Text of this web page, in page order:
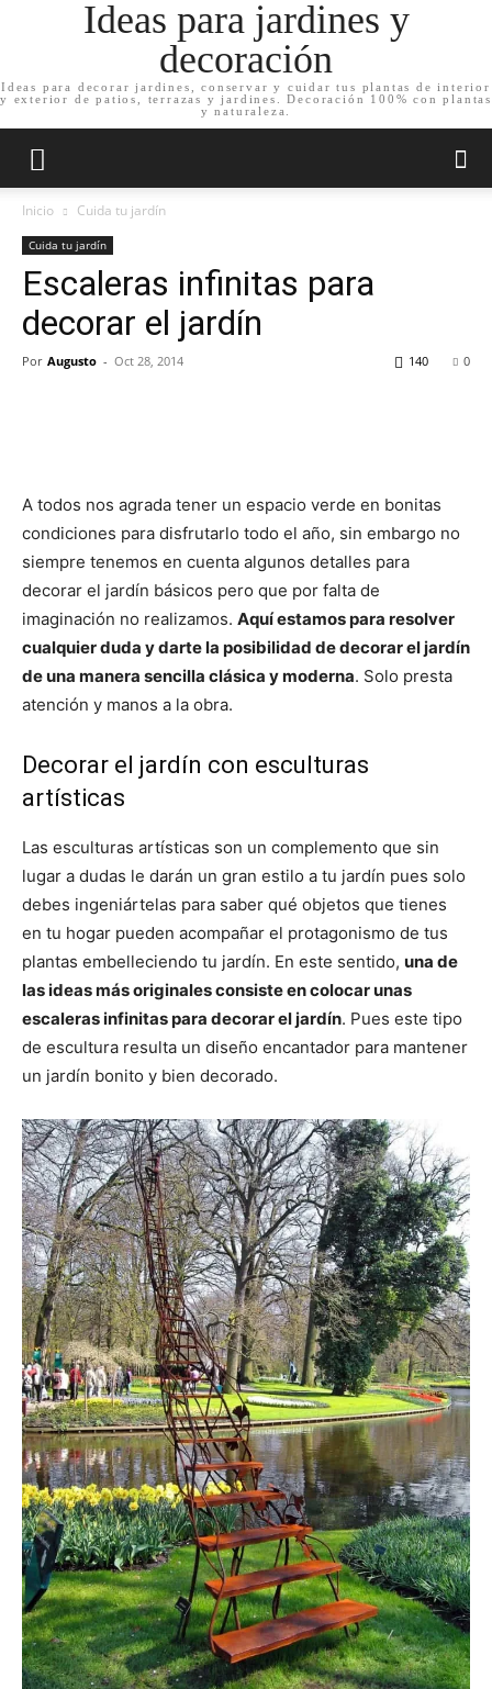
Ideas para jardines y
decoración
Ideas para decorar jardines, conservar y cuidar tus plantas de interior
y exterior de patios, terrazas y jardines. Decoración 100% con plantas
y naturaleza.
Inicio Cuida tu jardín
Cuida tu jardín
Escaleras infinitas para
decorar el jardín
Por Augusto - Oct 28, 2014 0
140
A todos nos agrada tener un espacio verde en bonitas
condiciones para disfrutarlo todo el año, sin embargo no
siempre tenemos en cuenta algunos detalles para
decorar el jardín básicos pero que por falta de
imaginación no realizamos. Aquí estamos para resolver
cualquier duda y darte la posibilidad de decorar el jardín
de una manera sencilla clásica y moderna. Solo presta
atención y manos a la obra.
Decorar el jardín con esculturas
artísticas
Las esculturas artísticas son un complemento que sin
lugar a dudas le darán un gran estilo a tu jardín pues solo
debes ingeniártelas para saber qué objetos que tienes
en tu hogar pueden acompañar el protagonismo de tus
plantas embelleciendo tu jardín. En este sentido, una de
las ideas más originales consiste en colocar unas
escaleras infinitas para decorar el jardín. Pues este tipo
de escultura resulta un diseño encantador para mantener
un jardín bonito y bien decorado.